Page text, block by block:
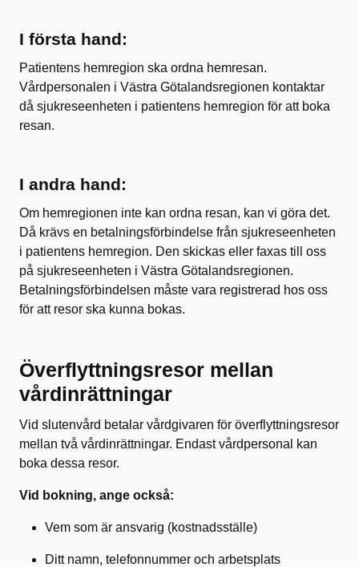
I första hand:
Patientens hemregion ska ordna hemresan.
Vårdpersonalen i Västra Götalandsregionen kontaktar
då sjukreseenheten i patientens hemregion för att boka
resan.
I andra hand:
Om hemregionen inte kan ordna resan, kan vi göra det.
Då krävs en betalningsförbindelse från sjukreseenheten
i patientens hemregion. Den skickas eller faxas till oss
på sjukreseenheten i Västra Götalandsregionen.
Betalningsförbindelsen måste vara registrerad hos oss
för att resor ska kunna bokas.
Överflyttningsresor mellan
vårdinrättningar
Vid slutenvård betalar vårdgivaren för överflyttningsresor
mellan två vårdinrättningar. Endast vårdpersonal kan
boka dessa resor.
Vid bokning, ange också:
Vem som är ansvarig (kostnadsställe)
Ditt namn, telefonnummer och arbetsplats